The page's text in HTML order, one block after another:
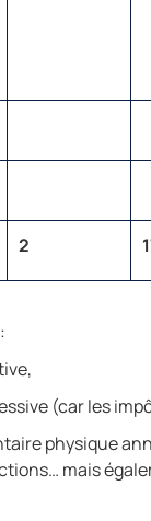
2
(car les
physique
mais